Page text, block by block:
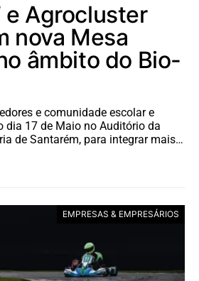
e Agrocluster
nova Mesa
âmbito do Bio-
e comunidade escolar e
dia 17 de Maio no Auditório da
de Santarém, para integrar mais…
EMPRESAS & EMPRESÁRIOS